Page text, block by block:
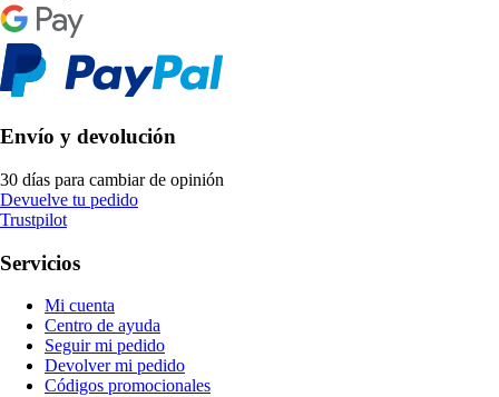
Envío y devolución
30 días para cambiar de opinión
Devuelve tu pedido
Trustpilot
Servicios
Mi cuenta
Centro de ayuda
Seguir mi pedido
Devolver mi pedido
Códigos promocionales